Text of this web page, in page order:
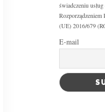
świadczeniu
Rozporządzeniem
(UE) 2016/679
E-mail